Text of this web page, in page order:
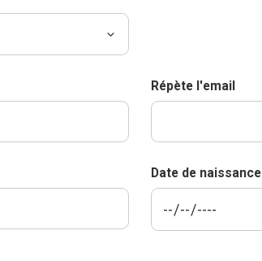
Répète l'email
Date de naissance